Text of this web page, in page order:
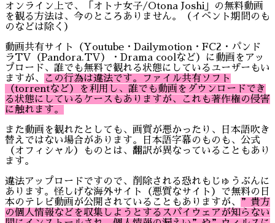
オンライン上で、「オトナ女子/Otona Joshi」の無料動画
を観る方法は、今のところありません。（イベント期間のも
のなどは除く）
動画共有サイト（Youtube・Dailymotion・FC2・パンド
ラTV（Pandora.TV）・Drama coolなど）に動画をアッ
プロード、誰でも無料で観れる状態にしているユーザーもい
ますが、
この行為は違法です。ファイル共有ソフト
（torrentなど）を利用し、誰でも動画をダウンロードでき
る状態にしているケースもありますが、これも著作権の侵害
に触れます。
また動画を観れたとしても、画質が悪かったり、日本語吹き
替えではない場合があります。日本語字幕のものも、公式
（オフィシャル）ものとは、翻訳が異なっていることもあり
ます。
違法アップロードですので、削除される恐れもじゅうぶんに
あります。怪しげな海外サイト（悪質なサイト）で無料の日
本のテレビ動画が公開されていることもありますが、
”貴方
の個人情報などを収集しようとするスパイウェアが知らない